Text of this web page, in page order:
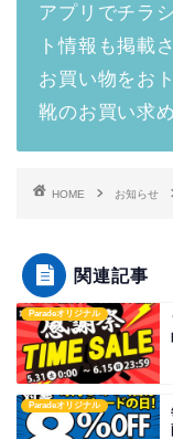
アプリでチラ
ト情報も掲載
お買い物をお
靴のお買い求
HOME お知らせ
関連記事
Paradeオリジナル
Paradeオリジナル